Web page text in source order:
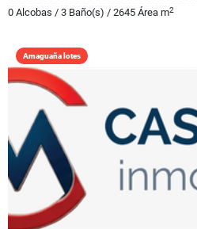
0 Alcobas / 3 Baño(s) / 2645 Área m2
Amaguaña lotes